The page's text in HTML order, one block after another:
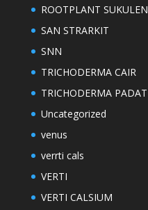
ROOTPLANT SUKULEN
SAN STRARKIT
SNN
TRICHODERMA CAIR
TRICHODERMA PADAT
Uncategorized
venus
verrti cals
VERTI
VERTI CALSIUM